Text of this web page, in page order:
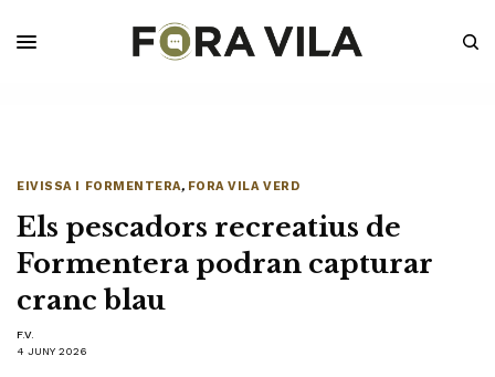
EIVISSA I FORMENTERA, FORA VILA VERD
Els pescadors recreatius de
Formentera podran capturar
cranc blau
F.V.
4 JUNY 2026